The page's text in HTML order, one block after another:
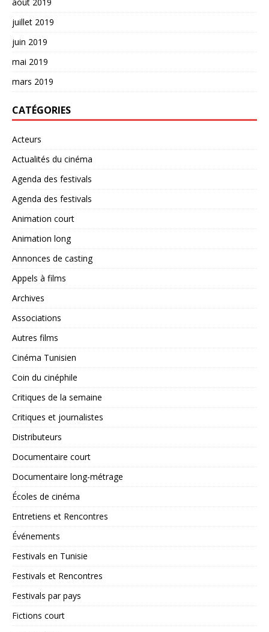
juillet 2019
juin 2019
mai 2019
mars 2019
CATÉGORIES
Acteurs
Actualités du cinéma
Agenda des festivals
Agenda des festivals
Animation court
Animation long
Annonces de casting
Appels à films
Archives
Associations
Autres films
Cinéma Tunisien
Coin du cinéphile
Critiques de la semaine
Critiques et journalistes
Distributeurs
Documentaire court
Documentaire long-métrage
Écoles de cinéma
Entretiens et Rencontres
Événements
Festivals en Tunisie
Festivals et Rencontres
Festivals par pays
Fictions court